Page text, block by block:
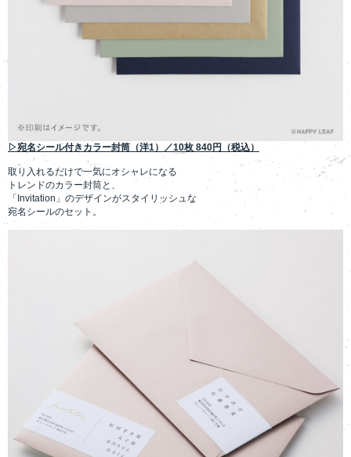
▷宛名シール付きカラー封筒（洋1）／10枚 840円（税込）
取り入れるだけで一気にオシャレになる
トレンドのカラー封筒と、
「Invitation」のデザインがスタイリッシュな
宛名シールのセット。